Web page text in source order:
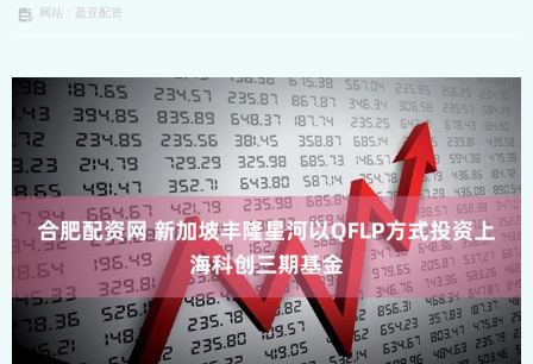
网站：盈亚配资